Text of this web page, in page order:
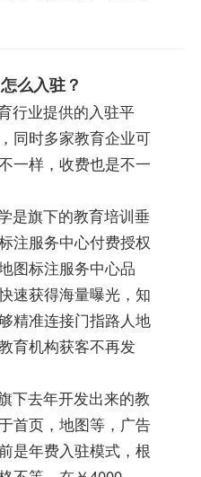
么入驻？
行业提供的入驻平
同时多家教育企业可
一样，收费也是不一
是旗下的教育培训垂
注服务中心付费授权
图标注服务中心品
速获得海量曝光，知
精准连接门指路人地
育机构获客不再发
下去年开发出来的教
首页，地图等，广告
是年费入驻模式，根